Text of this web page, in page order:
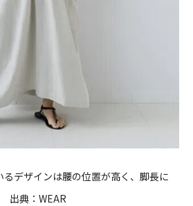
るデザインは腰の位置が高く、脚長に
出典：WEAR